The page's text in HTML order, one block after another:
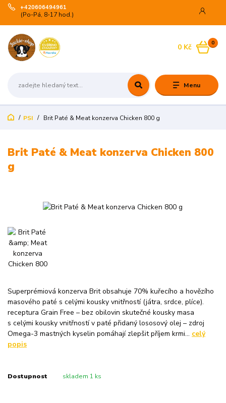
Menu
+420606494961
(Po-Pá, 8-17 hod.)
0
0 Kč
PSI Brit Paté & Meat konzerva Chicken 800 g
Brit Paté & Meat konzerva Chicken 800
g
Superprémiová konzerva Brit obsahuje 70% kuřecího a hovězího
masového paté s celými kousky vnitřností (játra, srdce, plíce).
receptura Grain Free – bez obilovin skutečné kousky masa
s celými kousky vnitřností v paté přidaný lososový olej – zdroj
Omega-3 mastných kyselin pomáhají zlepšit příjem krmi... celý
popis
Dostupnost skladem 1 ks